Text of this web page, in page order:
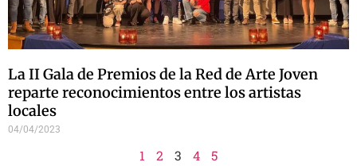
La II Gala de Premios de la Red de Arte Joven
reparte reconocimientos entre los artistas
locales
04/04/2023
1 2 3 4 5